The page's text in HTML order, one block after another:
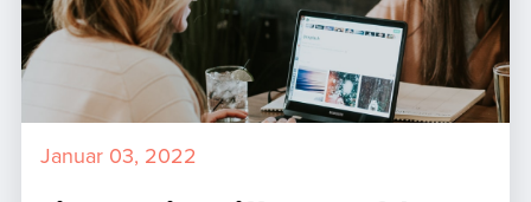
Januar 03, 2022